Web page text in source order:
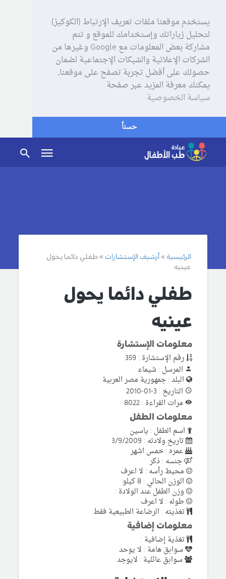
يستخدم موقعنا ملفات تعريف الإرتباط (الكوكيز)
لتحليل زياراتك وإستخدامك للموقع و تتم
مشاركة بعض المعلومات مع Google وغيرها من
الشركات الإعلانية والشبكات الإجتماعية لضمان
حصولك على أفضل تجربة تصفح على موقعنا,
يمكنك معرفة المزيد عبر صفحة
سياسة الخصوصية
حسناً
الرئيسية أرشيف الإستشارات
طفلي دائما يحول
عينيه
طفلي دائما يحول
عينيه
معلومات الإستشارة
رقم الإستشارة : 359
المرسل : شيماء
البلد : جمهورية مصر العربية
التاريخ : 3-01-2010
مرات القراءة : 8022
معلومات الطفل
اسم الطفل : ياسين
تاريخ ولادته : 3/9/2009
عمره : خمس اشهر
جنسه : ذكر
محيط رأسه : لا اعرف
الوزن الحالي : 8 كيلو
وزن الطفل عند الولادة :
طوله : لا اعرف
تغذيته : الرضاعة الطبيعية فقط
معلومات إضافية
تغذية إضافية :
سوابق هامة : لا يوحد
سوابق عائلية : لايوجد